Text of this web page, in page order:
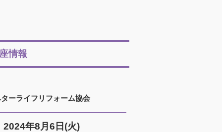
情報
ーライフリフォーム協会
2024年8月6日(火)